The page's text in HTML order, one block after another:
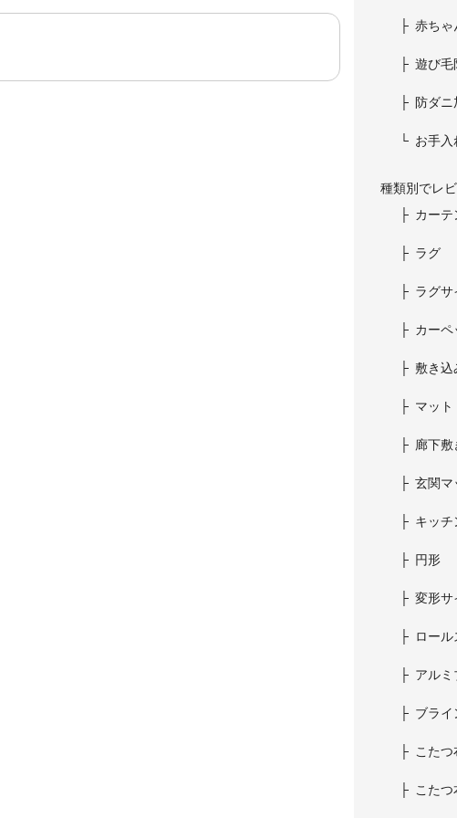
赤ちゃ
遊び毛
防ダニ
お手入
種類別でレ
カーテ
ラグ
ラグサ
カーペ
敷き込
マット
廊下敷
玄関マ
キッチ
円形
変形サ
ロー
アルミ
ブライ
こたつ
こたつ